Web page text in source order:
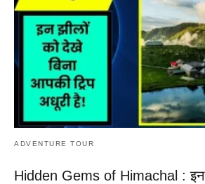
ADVENTURE TOUR
Hidden Gems of Himachal :